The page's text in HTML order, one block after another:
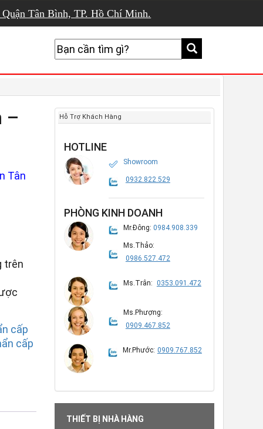
Tân Bình, TP. Hồ Chí Minh.
–
Tân
trên
cấp
cấp
Hỗ Trợ Khách Hàng
HOTLINE
Showroom
0932.822.529
PHÒNG KINH DOANH
Mr.Đông: 0984.908.339
Ms.Thảo:
0986.527.472
Ms.Trân: 0353.091.472
Ms.Phượng:
0909.467.852
Mr.Phước: 0909.767.852
THIẾT BỊ NHÀ HÀNG